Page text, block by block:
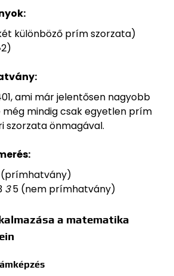
különböző prím szorzata)
ami már jelentősen nagyobb
még mindig csak egyetlen prím
szorzata önmagával.
(prímhatvány)
35 (nem prímhatvány)
a matematika